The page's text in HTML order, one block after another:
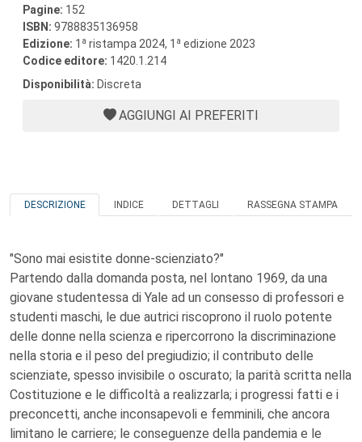
Pagine: 152
ISBN: 9788835136958
Edizione: 1 a ristampa 2024, 1 a edizione 2023
Codice editore: 1420.1.214
Disponibilità: Discreta
AGGIUNGI AI PREFERITI
DESCRIZIONE INDICE DETTAGLI RASSEGNA STAMPA
"Sono mai esistite donne-scienziato?"
Partendo dalla domanda posta, nel lontano 1969, da una
giovane studentessa di Yale ad un consesso di professori e
studenti maschi, le due autrici riscoprono il ruolo potente
delle donne nella scienza e ripercorrono la discriminazione
nella storia e il peso del pregiudizio; il contributo delle
scienziate, spesso invisibile o oscurato; la parità scritta nella
Costituzione e le difficoltà a realizzarla; i progressi fatti e i
preconcetti, anche inconsapevoli e femminili, che ancora
limitano le carriere; le conseguenze della pandemia e le